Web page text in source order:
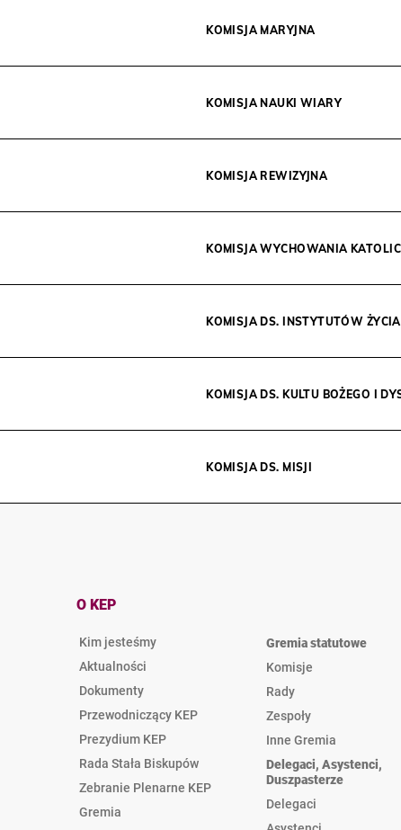
KOMISJA MARYJNA
KOMISJA NAUKI WIARY
KOMISJA REWIZYJNA
KOMISJA WYCHOWANIA
KOMISJA DS. INSTYTUTÓW
KOMISJA DS. KULTU BOŻEGO I
KOMISJA DS. MISJI
O KEP
Kim jesteśmy
Aktualności
Dokumenty
Przewodniczący KEP
Prezydium KEP
Rada Stała Biskupów
Zebranie Plenarne KEP
Gremia
Gremia statutowe
Komisje
Rady
Zespoły
Inne Gremia
Delegaci, Asystenci,
Duszpasterze
Delegaci